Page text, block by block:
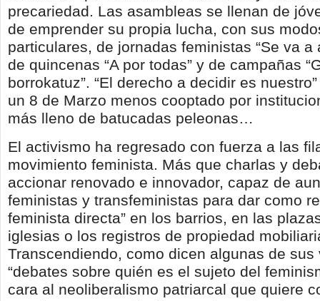
precariedad. Las asambleas se llenan de
de emprender su propia lucha, con sus
particulares, de jornadas feministas “Se va a
de quincenas “A por todas” y de campañas
borrokatuz”. “El derecho a decidir es
un 8 de Marzo menos cooptado por
más lleno de batucadas peleonas…
El activismo ha regresado con fuerza a las
movimiento feminista. Más que charlas y
accionar renovado e innovador, capaz de
feministas y transfeministas para dar como
feminista directa” en los barrios, en las
iglesias o los registros de propiedad
Transcendiendo, como dicen algunas de sus
“debates sobre quién es el sujeto del
cara al neoliberalismo patriarcal que quiere